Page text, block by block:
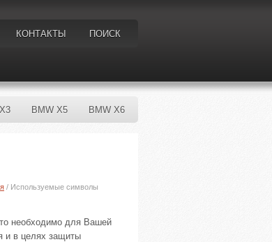
КОНТАКТЫ ПОИСК
BMW X5 BMW X6
/ Используемые символы
необходимо для Вашей
и в целях защиты